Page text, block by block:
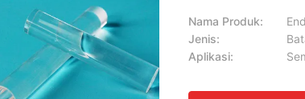
Nama Produk:
Jenis:
Aplikasi: